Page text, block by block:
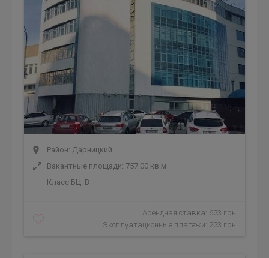
Район: Дарницкий
Вакантные площади: 757.00 кв.м
Класс БЦ: B
Арендная ставка: 623 грн
Эксплуатационные платежи: 223 грн